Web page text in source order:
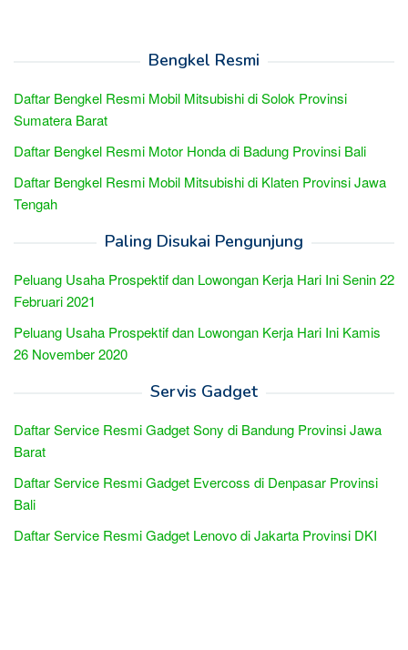
Bengkel Resmi
Daftar Bengkel Resmi Mobil Mitsubishi di Solok Provinsi
Sumatera Barat
Daftar Bengkel Resmi Motor Honda di Badung Provinsi Bali
Daftar Bengkel Resmi Mobil Mitsubishi di Klaten Provinsi Jawa
Tengah
Paling Disukai Pengunjung
Peluang Usaha Prospektif dan Lowongan Kerja Hari Ini Senin 22
Februari 2021
Peluang Usaha Prospektif dan Lowongan Kerja Hari Ini Kamis
26 November 2020
Servis Gadget
Daftar Service Resmi Gadget Sony di Bandung Provinsi Jawa
Barat
Daftar Service Resmi Gadget Evercoss di Denpasar Provinsi
Bali
Daftar Service Resmi Gadget Lenovo di Jakarta Provinsi DKI